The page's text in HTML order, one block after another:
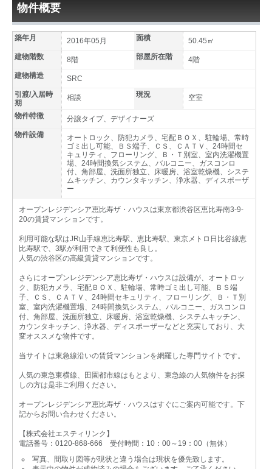
物件概要
築年月 2016年05月 面積
50.45㎡
建物階数
8階 部屋所在階
4階
建物構造
SRC
引渡/入居時
期
相談 現況 空室
物件特徴
分譲タイプ、デザイナーズ
物件設備
オートロック、防犯カメラ、宅配ＢＯＸ、駐輪場、常時
ゴミ出し可能、ＢＳ端子、ＣＳ、ＣＡＴＶ、24時間セ
キュリティ、フローリング、Ｂ・Ｔ別室、室内洗濯機置
場、24時間換気システム、バルコニー、ガスコンロ
付、角部屋、洗面所独立、床暖房、浴室乾燥機、システ
ムキッチン、カウンタキッチン、浄水器、ディスポーザ
ー
オープンレジデンシア恵比寿ザ・ハウスは東京都渋谷区恵比寿南3-9-
20の賃貸マンションです。
利用可能な駅はJR山手線恵比寿駅、恵比寿駅、東京メトロ日比谷線恵
比寿駅で、3駅が利用できて利便性も良し。
人気の渋谷区の高級賃貸マンションです。
さらにオープンレジデンシア恵比寿ザ・ハウスは設備が、オートロッ
ク、防犯カメラ、宅配ＢＯＸ、駐輪場、常時ゴミ出し可能、ＢＳ端
子、ＣＳ、ＣＡＴＶ、24時間セキュリティ、フローリング、Ｂ・Ｔ別
室、室内洗濯機置場、24時間換気システム、バルコニー、ガスコンロ
付、角部屋、洗面所独立、床暖房、浴室乾燥機、システムキッチン、
カウンタキッチン、浄水器、ディスポーザーなどと充実しており、大
変オススメな物件です。
当サイトは東急線沿いの賃貸マンションを網羅した専門サイトです。
人気の東急東横線、田園都市線はもとより、東急線の人気物件をお探
しの方は是非ご利用ください。
オープンレジデンシア恵比寿ザ・ハウスはすぐにご案内可能です。下
記からお問い合わせください。
【株式会社エスティリンク】
電話番号：0120-868-666 受付時間：10：00～19：00（無休）
写真、間取り図等が現状と違う場合は現状を優先致します。